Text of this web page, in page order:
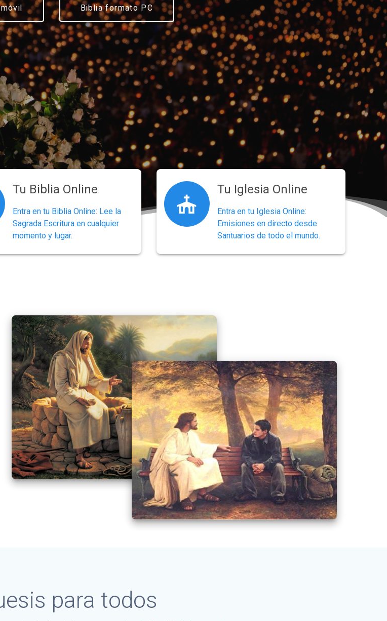
Biblia formato PC
Tu Biblia Online
Entra en tu Biblia Online: Lee la
Sagrada Escritura en cualquier
momento y lugar.
Tu Iglesia Online
Entra en tu Iglesia Online:
Emisiones en directo desde
Santuarios de todo el mundo.
para todos